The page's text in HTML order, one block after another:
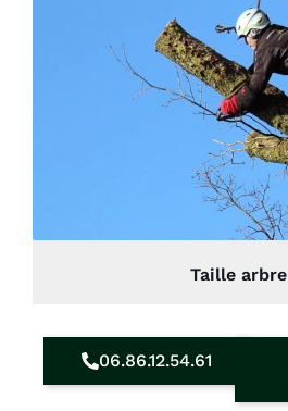
Taille arbre
06.86.12.54.61